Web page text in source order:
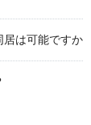
居は可能ですか